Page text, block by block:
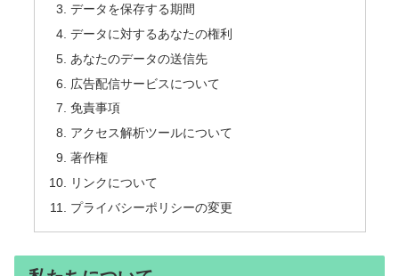
データを保存する期間
データに対するあなたの権利
あなたのデータの送信先
広告配信サービスについて
免責事項
アクセス解析ツールについて
著作権
リンクについて
プライバシーポリシーの変更